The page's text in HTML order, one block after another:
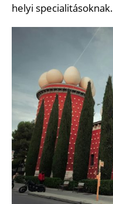
helyi specialitásoknak.